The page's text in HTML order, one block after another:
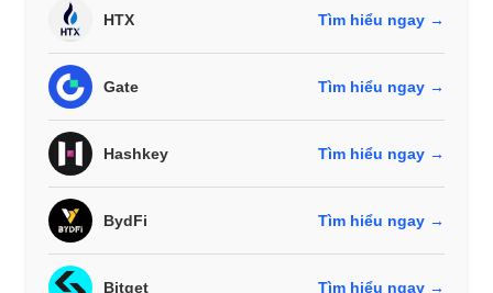
HTX Tìm hiểu ngay →
Gate Tìm hiểu ngay →
Hashkey Tìm hiểu ngay →
BydFi Tìm hiểu ngay →
Bitget Tìm hiểu ngay →